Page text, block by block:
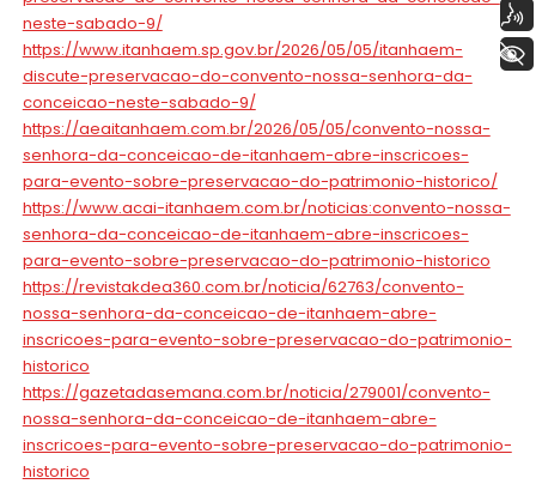
neste-sabado-9/
https://www.itanhaem.sp.gov.br/2026/05/05/itanhaem-
discute-preservacao-do-convento-nossa-senhora-da-
conceicao-neste-sabado-9/
https://aeaitanhaem.com.br/2026/05/05/convento-nossa-
senhora-da-conceicao-de-itanhaem-abre-inscricoes-
para-evento-sobre-preservacao-do-patrimonio-historico/
https://www.acai-itanhaem.com.br/noticias:convento-nossa-
senhora-da-conceicao-de-itanhaem-abre-inscricoes-
para-evento-sobre-preservacao-do-patrimonio-historico
https://revistakdea360.com.br/noticia/62763/convento-
nossa-senhora-da-conceicao-de-itanhaem-abre-
inscricoes-para-evento-sobre-preservacao-do-patrimonio-
historico
https://gazetadasemana.com.br/noticia/279001/convento-
nossa-senhora-da-conceicao-de-itanhaem-abre-
inscricoes-para-evento-sobre-preservacao-do-patrimonio-
historico
Voz
+ Acessibilidade